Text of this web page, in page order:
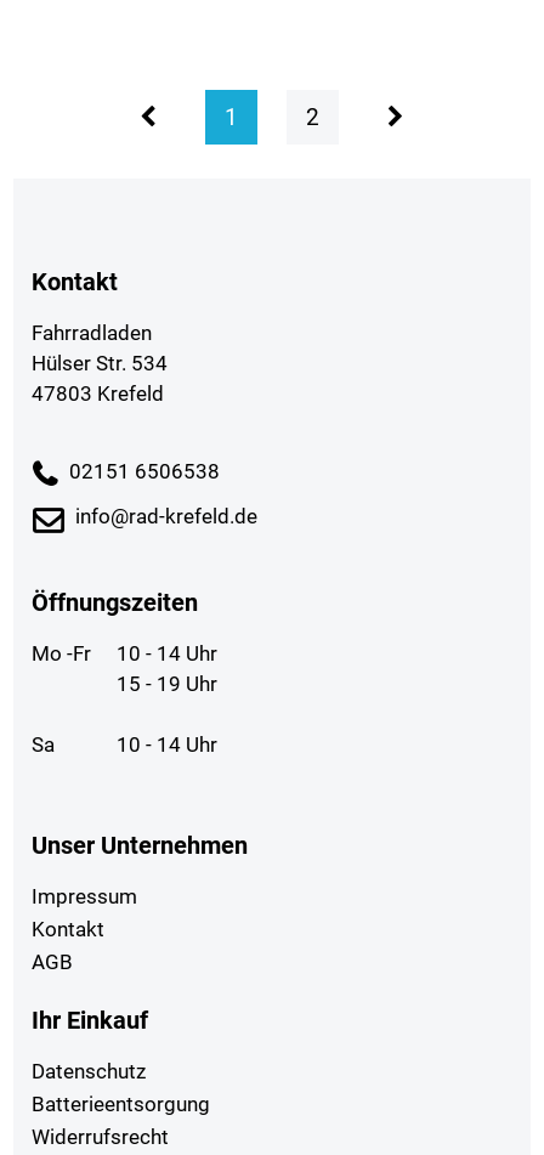
1 2
Kontakt
Fahrradladen
Hülser Str. 534
47803 Krefeld
02151 6506538
info@rad-krefeld.de
Öffnungszeiten
Mo -Fr
10 - 14 Uhr
15 - 19 Uhr
Sa 10 - 14 Uhr
Unser Unternehmen
Impressum
Kontakt
AGB
Ihr Einkauf
Datenschutz
Batterieentsorgung
Widerrufsrecht